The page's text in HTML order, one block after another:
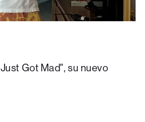
Got Mad", su nuevo